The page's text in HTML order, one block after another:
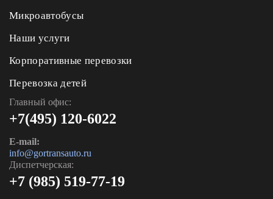
Микроавтобусы
Наши услуги
Корпоративные перевозки
Перевозка детей
Главный офис:
+7(495) 120-6022
E-mail:
info@gortransauto.ru
Диспетчерская:
+7 (985) 519-77-19